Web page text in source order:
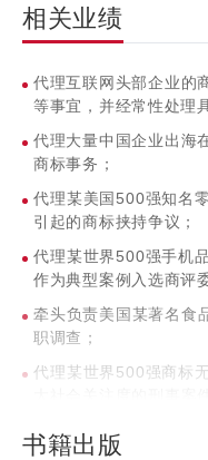
相关业绩
代理互联网头部企业的
等事宜，并经常性处理
代理大量中国企业出海
商标事务；
代理某美国500强知名
引起的商标挟持争议；
代理某世界500强手机
作为典型案例入选商评
牵头负责美国某著名食
职调查；
代理某世界500强商标
大社会关注度的刑事案
客户权益；
书籍出版